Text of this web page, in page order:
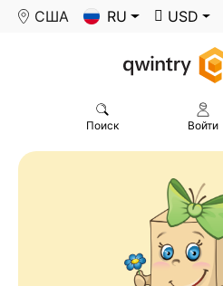
США RU USD
Поиск Войти